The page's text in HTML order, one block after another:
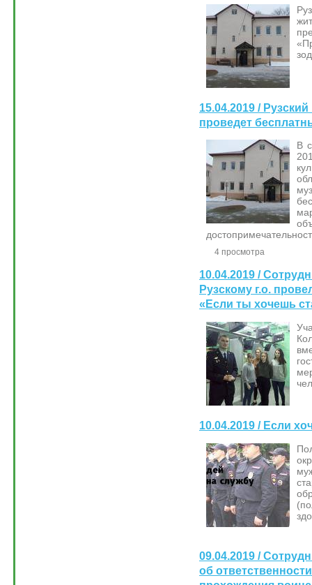
15.04.2019 /
проведет
В
4 просмотра
10.04.2019 /
Рузскому г.о.
«Если ты хочешь
10.04.2019 / Если
09.04.2019 /
об